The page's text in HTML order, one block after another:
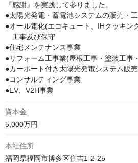
『感謝』を実践して参りました。
●太陽光発電・蓄電池システムの販売・
●オール電化(エコキュート、IHクッキン
工事及び保守
●住宅メンテナンス事業
●リフォーム工事業(屋根工事・塗装工事
●カーポート付き太陽光発電システム販
●コンサルティング事業
●EV、V2H事業
資本金
5,000万円
本社住所
福岡県福岡市博多区住吉1-2-25